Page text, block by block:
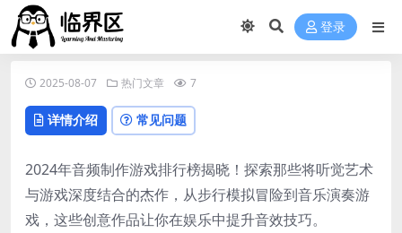
登录
2025-08-07 热门文章 7
详情介绍 常见问题
2024年音频制作游戏排行榜揭晓！探索那些将听觉艺术
与游戏深度结合的杰作，从步行模拟冒险到音乐演奏游
戏，这些创意作品让你在娱乐中提升音效技巧。